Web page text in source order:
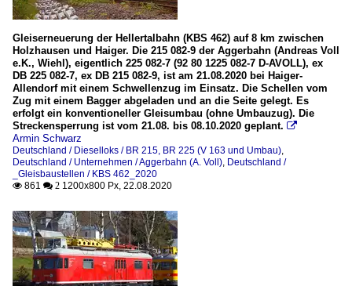
Gleiserneuerung der Hellertalbahn (KBS 462) auf 8 km zwischen
Holzhausen und Haiger. Die 215 082-9 der Aggerbahn (Andreas Voll
e.K., Wiehl), eigentlich 225 082-7 (92 80 1225 082-7 D-AVOLL), ex
DB 225 082-7, ex DB 215 082-9, ist am 21.08.2020 bei Haiger-
Allendorf mit einem Schwellenzug im Einsatz. Die Schellen vom
Zug mit einem Bagger abgeladen und an die Seite gelegt. Es
erfolgt ein konventioneller Gleisumbau (ohne Umbauzug). Die
Streckensperrung ist vom 21.08. bis 08.10.2020 geplant. 
Armin Schwarz
Deutschland / Dieselloks / BR 215, BR 225 (V 163 und Umbau),
Deutschland / Unternehmen / Aggerbahn (A. Voll), Deutschland /
_Gleisbaustellen / KBS 462_2020
 861  2 1200x800 Px, 22.08.2020